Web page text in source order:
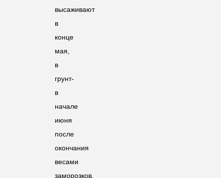
высаживают
в
конце
мая,
в
грунт-
в
начале
июня
после
окончания
весами
заморозков.